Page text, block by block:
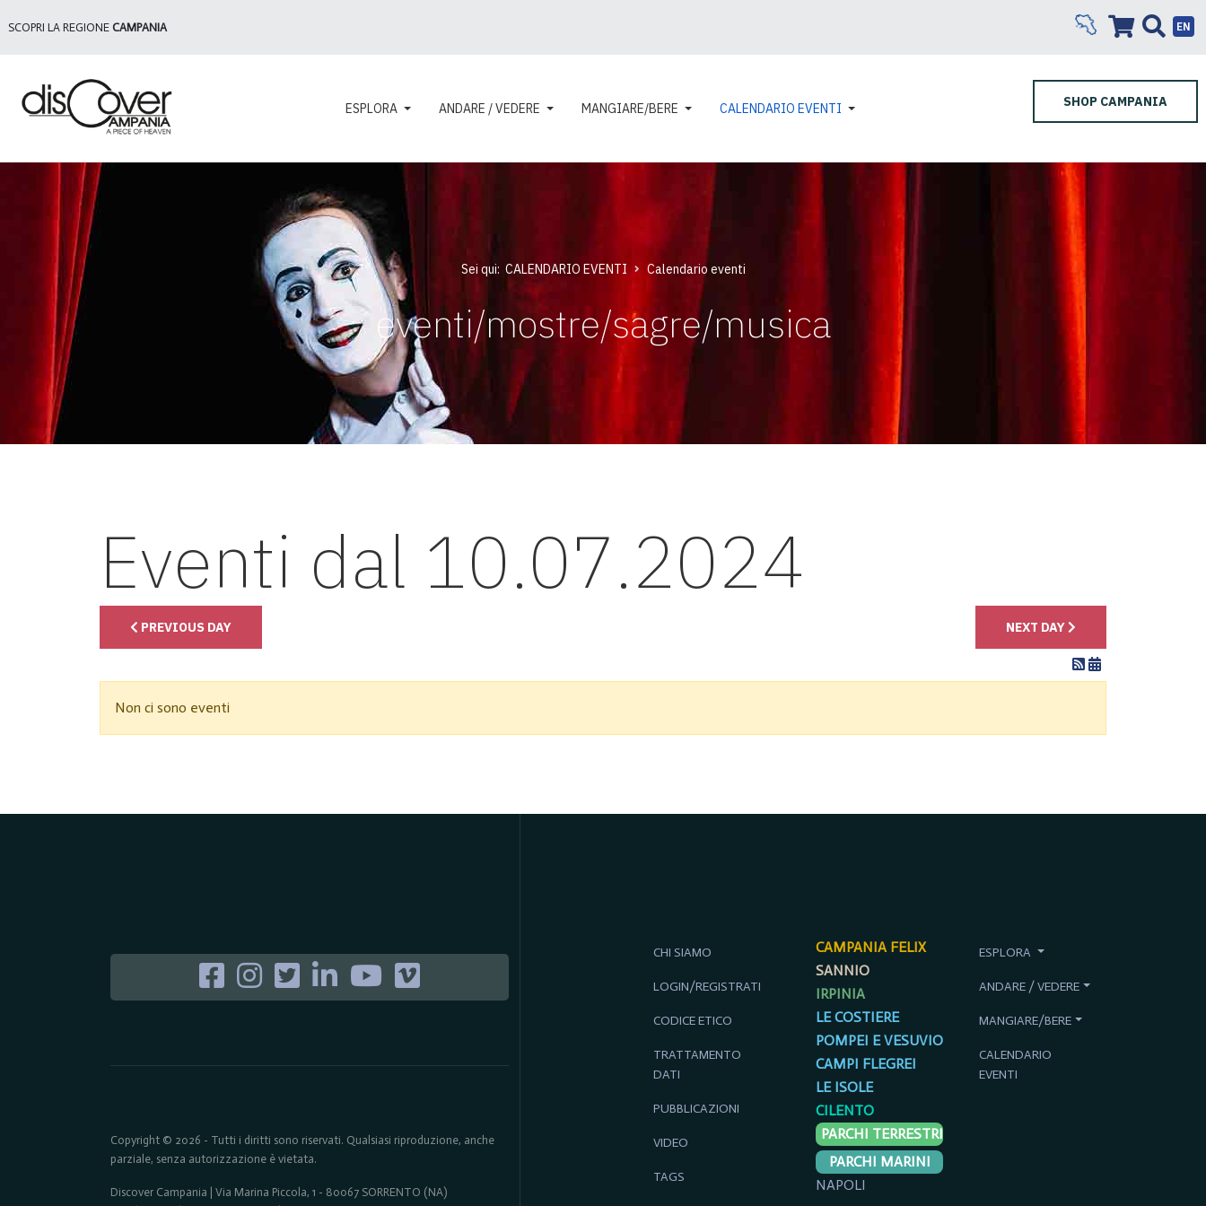
SCOPRI LA REGIONE CAMPANIA EN
ESPLORA ANDARE / VEDERE MANGIARE/BERE CALENDARIO EVENTI SHOP CAMPANIA
Sei qui: CALENDARIO EVENTI Calendario eventi
eventi/mostre/sagre/musica
Eventi dal 10.07.2024
PREVIOUS DAY NEXT DAY
Non ci sono eventi
Copyright © 2026 - Tutti i diritti sono riservati. Qualsiasi riproduzione, anche
parziale, senza autorizzazione è vietata.
Discover Campania | Via Marina Piccola, 1 - 80067 SORRENTO (NA)
CHI SIAMO
LOGIN/REGISTRATI
CODICE ETICO
TRATTAMENTO
DATI
PUBBLICAZIONI
VIDEO
TAGS
CAMPANIA FELIX
SANNIO
IRPINIA
LE COSTIERE
POMPEI E VESUVIO
CAMPI FLEGREI
LE ISOLE
CILENTO
PARCHI TERRESTRI
PARCHI MARINI
NAPOLI
ESPLORA
ANDARE / VEDERE
MANGIARE/BERE
CALENDARIO
EVENTI